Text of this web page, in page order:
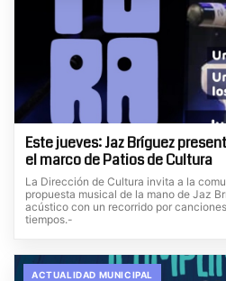
Este jueves: Jaz Bríguez
el marco de Patios de Cultura
La Dirección de Cultura invita a la
propuesta musical de la mano de Jaz
acústico con un recorrido por
tiempos.-
ACTUALIDAD MUNICIPAL